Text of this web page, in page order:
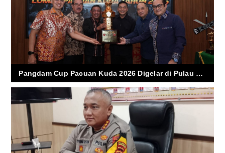
Pangdam Cup Pacuan Kuda 2026 Digelar di Pulau Moa, Hadiah Rp100 Juta Dongkrak Pariwisata Maluku